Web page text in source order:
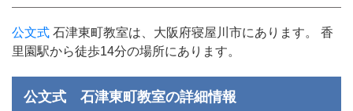
公文式 石津東町教室は、大阪府寝屋川市にあります。 香
里園駅から徒歩14分の場所にあります。
公文式 石津東町教室の詳細情報